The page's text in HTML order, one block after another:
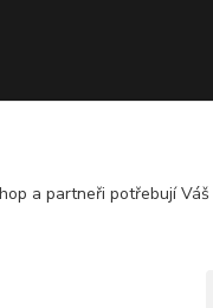
a partneři potřebují Váš